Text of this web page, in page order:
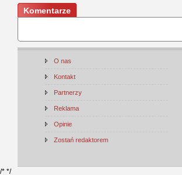
Komentarze
O nas
Kontakt
Partnerzy
Reklama
Opinie
Zostań redaktorem
/* */